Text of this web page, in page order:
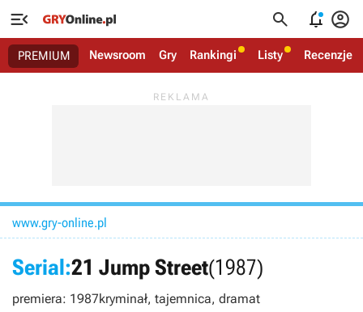
   
PREMIUM Newsroom Gry Rankingi Listy Recenzje
www.gry-online.pl
Serial:21 Jump Street(1987)
premiera: 1987kryminał, tajemnica, dramat